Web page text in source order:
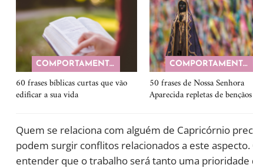
COMPORTAMENTO
60 frases bíblicas curtas que vão
edificar a sua vida
COMPORTAMENTO
50 frases de Nossa Senhora
Aparecida repletas de bençãos
Quem se relaciona com alguém de Capricórnio
podem surgir conflitos relacionados a este
entender que o trabalho será tanto uma